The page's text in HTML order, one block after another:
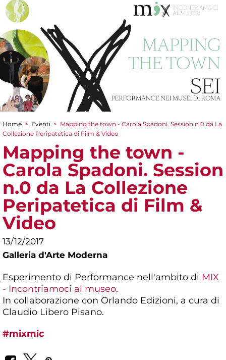
Tu sei qui
Home > Eventi > Mapping the town - Carola Spadoni. Session n.0 da La
Collezione Peripatetica di Film & Video
Mapping the town -
Carola Spadoni. Session
n.0 da La Collezione
Peripatetica di Film &
Video
13/12/2017
Galleria d'Arte Moderna
Esperimento di Performance nell'ambito di MIX
- Incontriamoci al museo.
In collaborazione con Orlando Edizioni, a cura di
Claudio Libero Pisano.
#mixmic